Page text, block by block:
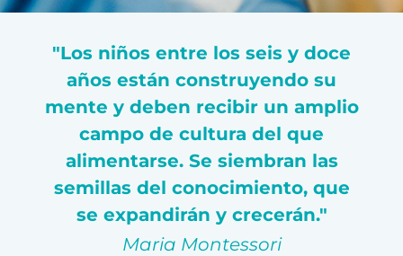
"Los niños entre los seis y doce
años están construyendo su
mente y deben recibir un amplio
campo de cultura del que
alimentarse. Se siembran las
semillas del conocimiento, que
se expandirán y crecerán."
Maria Montessori